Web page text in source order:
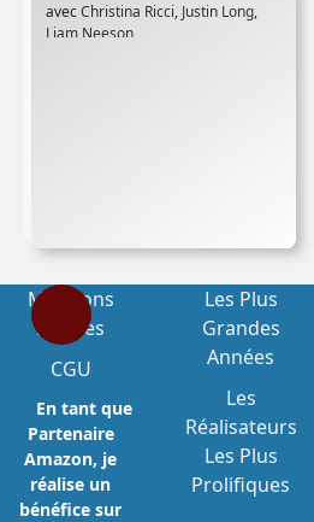
avecChristina Ricci, Justin Long,
Liam Neeson
Mentions
Légales
CGU
En tant que
Partenaire
Amazon, je
réalise un
bénéfice sur
Les Plus
Grandes
Années
Les
Réalisateurs
Les Plus
Prolifiques